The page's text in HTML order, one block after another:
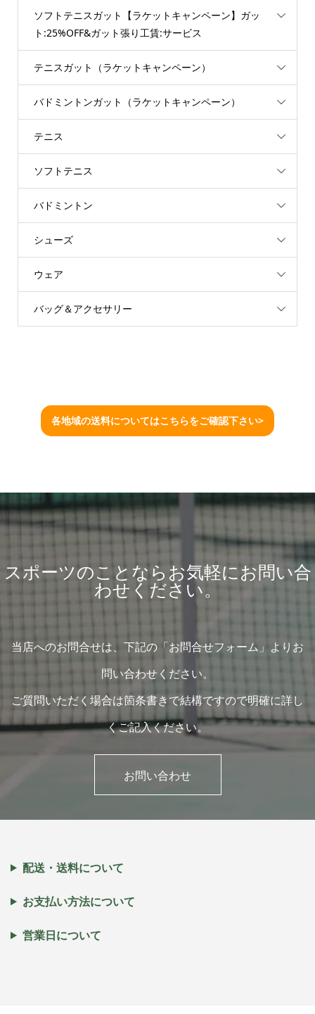
ソフトテニスガット【ラケットキャンペーン】ガッ
ト:25%OFF&ガット張り工賃:サービス
テニスガット（ラケットキャンペーン）
バドミントンガット（ラケットキャンペーン）
テニス
ソフトテニス
バドミントン
シューズ
ウェア
バッグ＆アクセサリー
各地域の送料についてはこちらをご確認下さい>
スポーツのことならお気軽にお問い合
わせください。
当店へのお問合せは、下記の「お問合せフォーム」よりお
問い合わせください。
ご質問いただく場合は箇条書きで結構ですので明確に詳し
くご記入ください。
お問い合わせ
配送・送料について
お支払い方法について
営業日について